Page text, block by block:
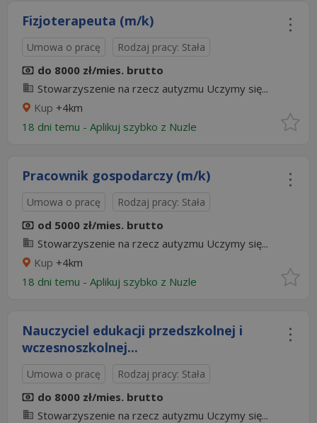
Fizjoterapeuta (m/k)
Umowa o pracę Rodzaj pracy: Stała
do 8000 zł/mies. brutto
Stowarzyszenie na rzecz autyzmu Uczymy się...
Kup +4km
18 dni temu - Aplikuj szybko z Nuzle
Pracownik gospodarczy (m/k)
Umowa o pracę Rodzaj pracy: Stała
od 5000 zł/mies. brutto
Stowarzyszenie na rzecz autyzmu Uczymy się...
Kup +4km
18 dni temu - Aplikuj szybko z Nuzle
Nauczyciel edukacji przedszkolnej i
wczesnoszkolnej...
Umowa o pracę Rodzaj pracy: Stała
do 8000 zł/mies. brutto
Stowarzyszenie na rzecz autyzmu Uczymy się...